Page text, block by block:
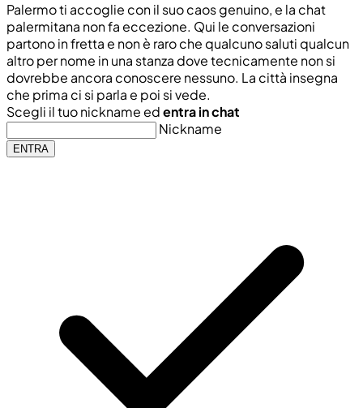
Palermo ti accoglie con il suo caos genuino, e la chat
palermitana non fa eccezione. Qui le conversazioni
partono in fretta e non è raro che qualcuno saluti qualcun
altro per nome in una stanza dove tecnicamente non si
dovrebbe ancora conoscere nessuno. La città insegna
che prima ci si parla e poi si vede.
Scegli il tuo nickname edentra in chat
Nickname
ENTRA